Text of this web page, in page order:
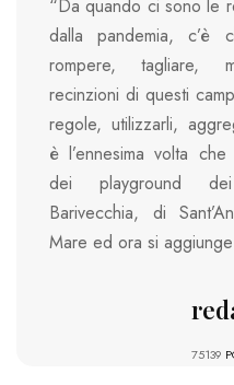
“Da quando ci sono le
dalla pandemia, c’è
rompere, tagliare,
recinzioni di questi
regole, utilizzarli,
è l’ennesima volta
dei playground
Barivecchia, di
Mare ed ora si
75139